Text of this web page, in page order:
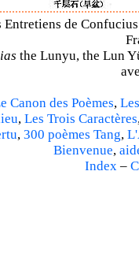
Entretiens de
the Lunyu, the Lun
Canon des Poèmes,
, Les Trois Caractères
, 300 poèmes Tang,
Bienvenue,
Index –